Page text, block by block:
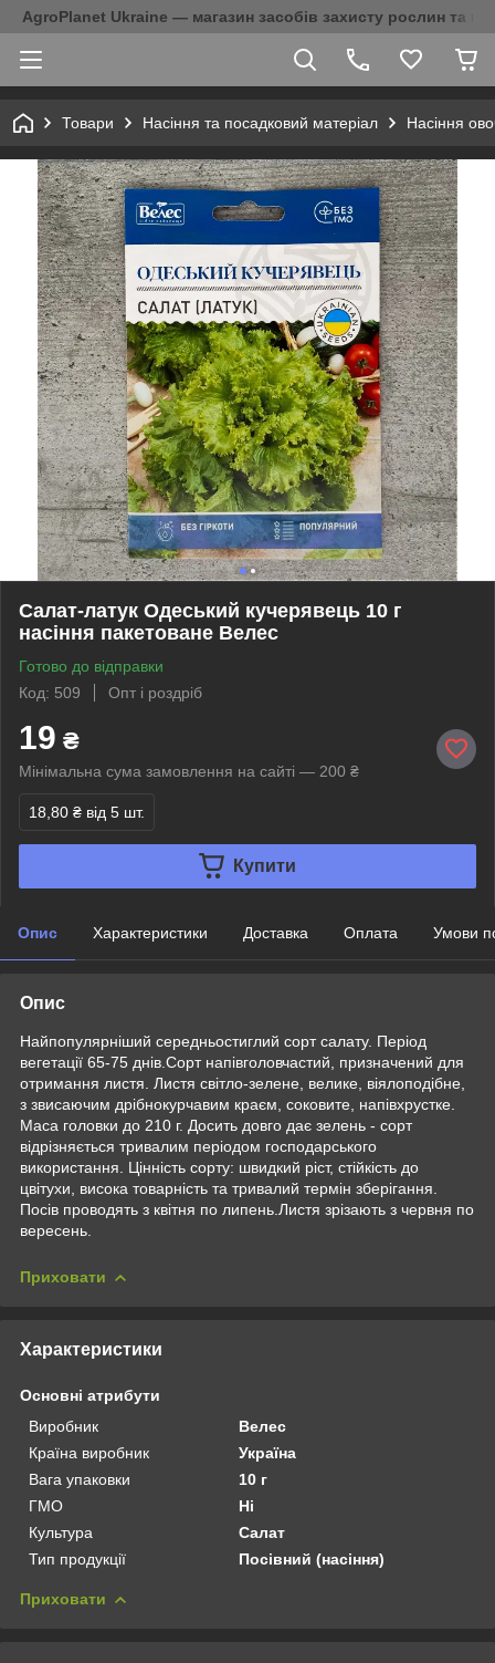
AgroPlanet Ukraine — магазин засобів захисту рослин та
Товари Насіння та посадковий матеріал Насіння
Салат-латук Одеський кучерявець 10 г
насіння пакетоване Велес
Готово до відправки
Код: 509
Опт і роздріб
19 ₴
Мінімальна сума замовлення на сайті — 200 ₴
18,80 ₴ від 5 шт.
Купити
Опис Характеристики Доставка Оплата Умови
Опис
Найпопулярніший середньостиглий сорт салату. Період
вегетації 65-75 днів.Сорт напівголовчастий, призначений для
отримання листя. Листя світло-зелене, велике, віялоподібне,
з звисаючим дрібнокурчавим краєм, соковите, напівхрустке.
Маса головки до 210 г. Досить довго дає зелень - сорт
відрізняється тривалим періодом господарського
використання. Цінність сорту: швидкий ріст, стійкість до
цвітухи, висока товарність та тривалий термін зберігання.
Посів проводять з квітня по липень.Листя зрізають з червня по
вересень.
Приховати
Характеристики
Основні атрибути
Виробник
Велес
Країна виробник
Україна
Вага упаковки
10 г
ГМО
Ні
Культура
Салат
Тип продукції
Посівний (насіння)
Приховати